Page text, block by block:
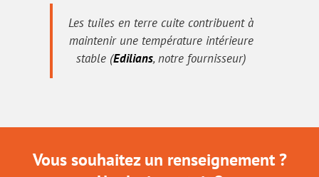
Les tuiles en terre cuite contribuent à
maintenir une température intérieure
stable (Edilians, notre fournisseur)
Vous souhaitez un renseignement ?